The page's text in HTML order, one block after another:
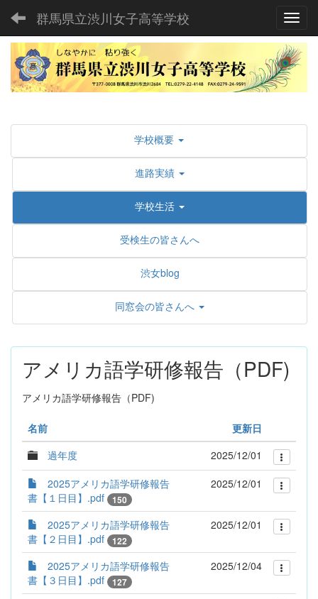
群馬県立渋川女子高等学校
学校概要
進路実績
学校生活
受検生の皆さんへ
渋女blog
同窓会の皆さんへ
アメリカ語学研修報告（PDF)
アメリカ語学研修報告（PDF)
名前
更新日
過年度
2025/12/01
2025アメリカ語学研修報告
書【１日目】.pdf
150
2025/12/01
2025アメリカ語学研修報告
書【２日目】.pdf
122
2025/12/01
2025アメリカ語学研修報告
書【３日目】.pdf
127
2025/12/04